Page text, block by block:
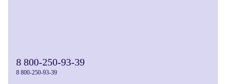
8 800-250-93-39
8 800-250-93-39